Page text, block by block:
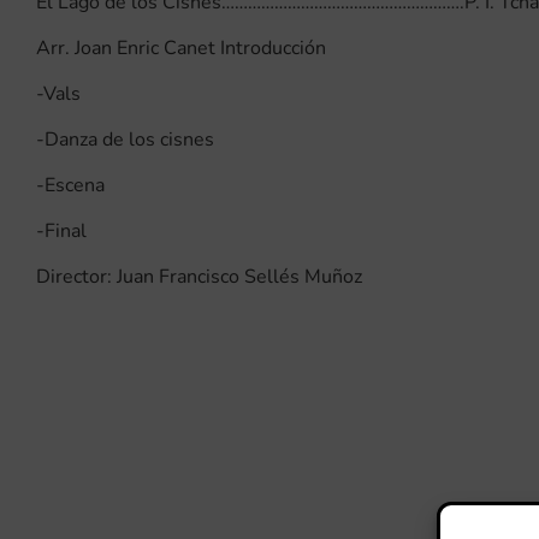
Arr. Joan Enric Canet Introducción
-Vals
-Danza de los cisnes
-Escena
-Final
Director: Juan Francisco Sellés Muñoz